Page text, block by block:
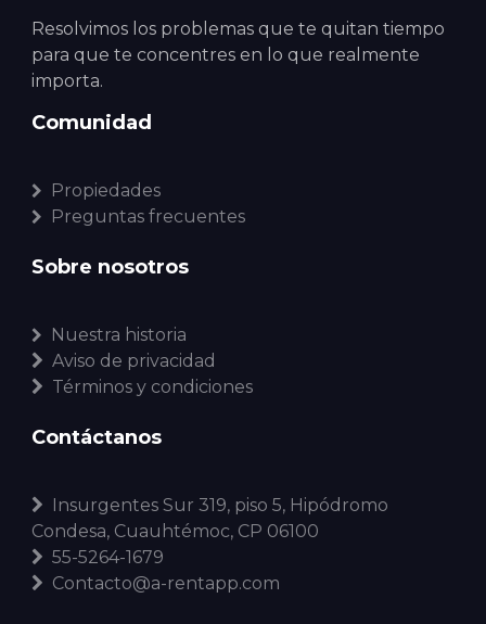
Resolvimos los problemas que te quitan tiempo
para que te concentres en lo que realmente
importa.
Comunidad
Propiedades
Preguntas frecuentes
Sobre nosotros
Nuestra historia
Aviso de privacidad
Términos y condiciones
Contáctanos
Insurgentes Sur 319, piso 5, Hipódromo
Condesa, Cuauhtémoc, CP 06100
55-5264-1679
Contacto@a-rentapp.com